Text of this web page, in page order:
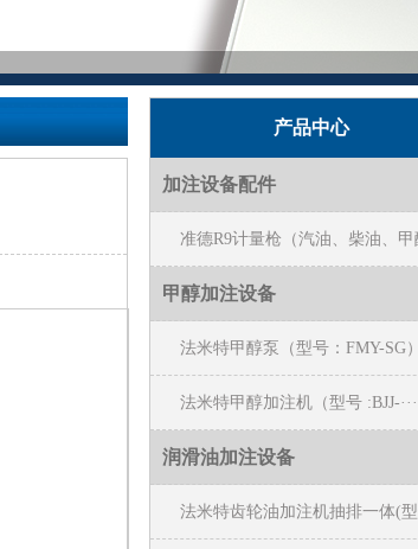
产品中心
加注设备配件
准德R9计量枪（汽油、柴油、甲
甲醇加注设备
法米特甲醇泵（型号：FMY-SG）
法米特甲醇加注机（型号 :BJJ-···
润滑油加注设备
法米特齿轮油加注机抽排一体(型